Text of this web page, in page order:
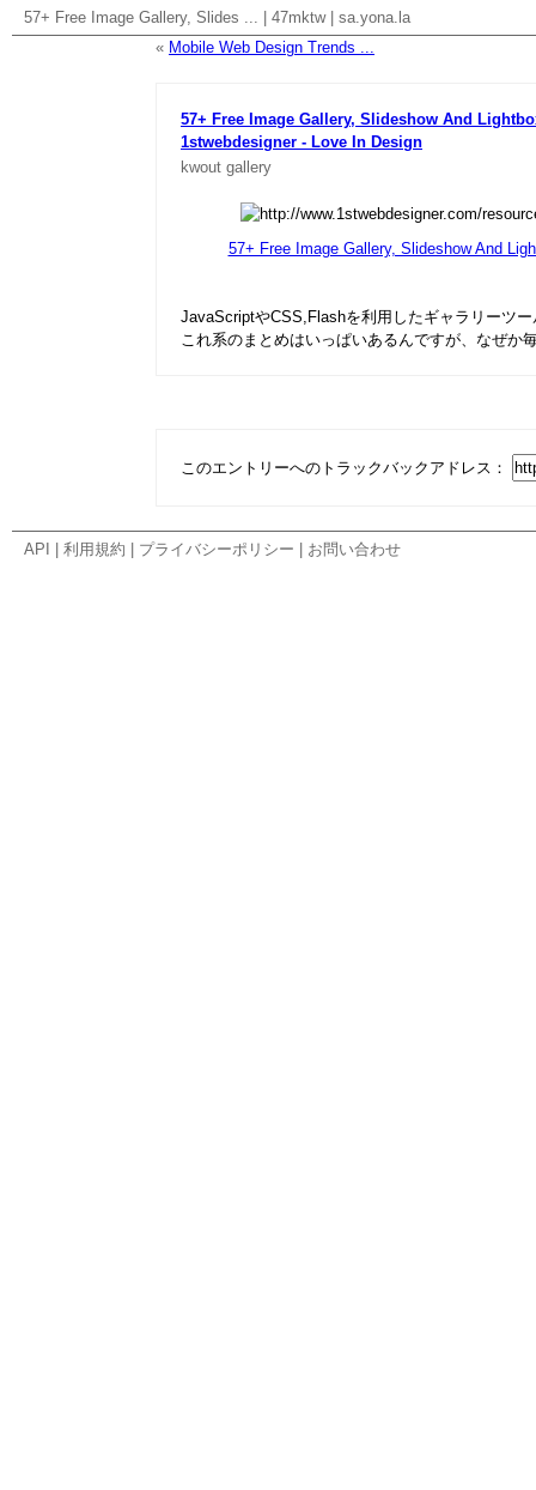
57+ Free Image Gallery, Slides ... 47mktw| sa.yona.la
« Mobile Web Design Trends ...
57+ Free Image Gallery, Slideshow And
1stwebdesigner - Love In Design
kwout gallery
57+ Free Image Gallery, Slideshow And
JavaScriptやCSS,Flashを利用したギャラリーツ
これ系のまとめはいっぱいあるんですが、なぜ
このエントリーへのトラックバックアドレス：
API 利用規約 プライバシーポリシー お問い合わせ